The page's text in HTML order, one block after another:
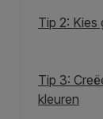
Tip 2: Kies
Tip 3:
kleuren